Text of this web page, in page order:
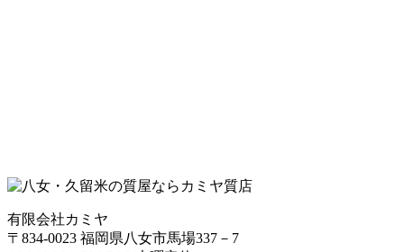
有限会社カミヤ
〒834-0023 福岡県八女市馬場337－7